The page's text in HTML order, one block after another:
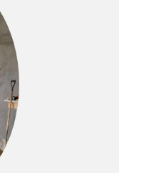
et régulier dans
environnement
ou
【
ROTATIVE À
DEGRÉS 】 - Doté
la fonction de
à 360 degrés,
niveau laser
scanne toute
zone de travail